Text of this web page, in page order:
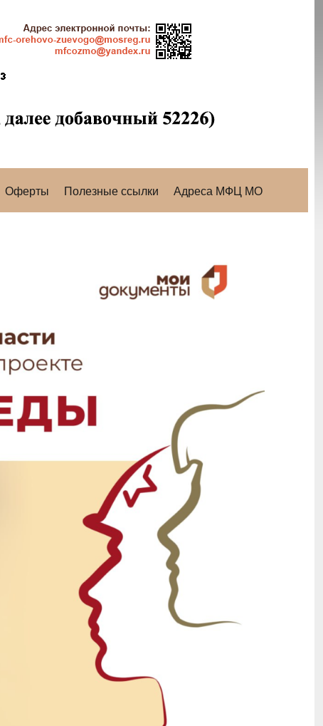
Оферты Полезные ссылки Адреса МФЦ МО